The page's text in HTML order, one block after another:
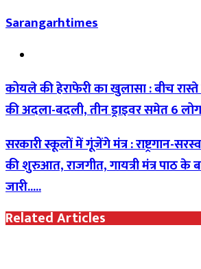
Email
Sarangarhtimes
कोयले की हेराफेरी का खुलासा : बीच
की अदला-बदली, तीन ड्राइवर समेत 6 लोग
सरकारी स्कूलों में गूंजेंगे मंत्र : राष्ट्रगान-
की शुरुआत, राजगीत, गायत्री मंत्र पाठ के
जारी.....
Related Articles